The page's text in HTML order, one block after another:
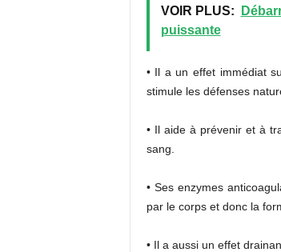
VOIR PLUS:
puissante
• Il a un effet immédiat
stimule les défenses
• Il aide à prévenir et à
sang.
• Ses enzymes
par le corps et donc la
• Il a aussi un effet